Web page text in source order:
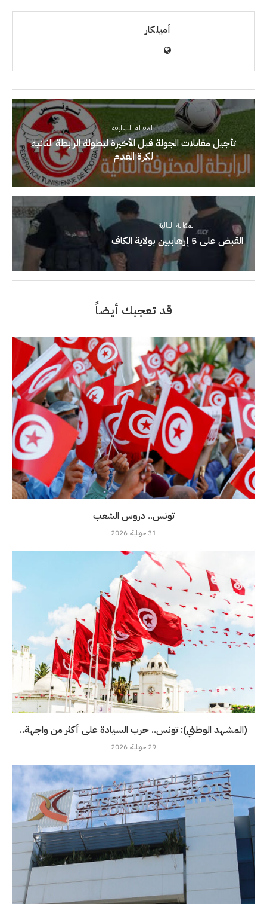
أميلكار
المقالة السابقة
تأجيل مقابلات الجولة قبل الأخيرة لبطولة الرابطة الثانية
لكرة القدم
المقالة التالية
القبض على 5 إرهابيين بولاية الكاف
قد تعجبك أيضاً
تونس.. دروس الشعب
31 جويلية، 2026
(المشهد الوطني): تونس.. حرب السيادة على أكثر من واجهة..
29 جويلية، 2026